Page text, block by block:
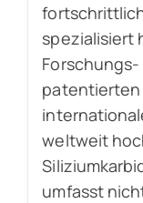
spezialisiert
patentierten
weltweit
umfasst